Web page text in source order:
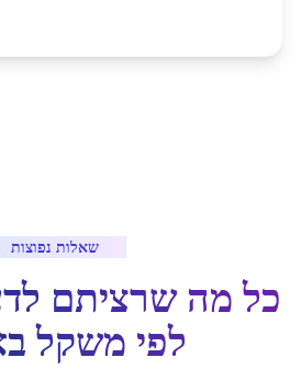
שאלות נפוצות
כל מה שרציתם
לפי משקלב